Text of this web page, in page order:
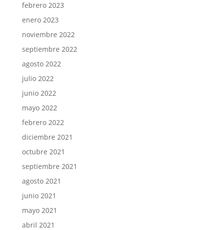
febrero 2023
enero 2023
noviembre 2022
septiembre 2022
agosto 2022
julio 2022
junio 2022
mayo 2022
febrero 2022
diciembre 2021
octubre 2021
septiembre 2021
agosto 2021
junio 2021
mayo 2021
abril 2021